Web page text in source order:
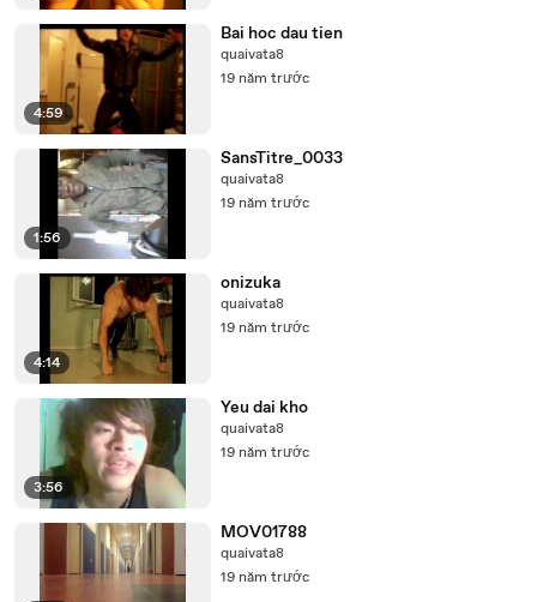
4:59
Bai hoc dau tien
quaivata8
19 năm trước
1:56
SansTitre_0033
quaivata8
19 năm trước
4:14
onizuka
quaivata8
19 năm trước
3:56
Yeu dai kho
quaivata8
19 năm trước
MOV01788
quaivata8
19 năm trước